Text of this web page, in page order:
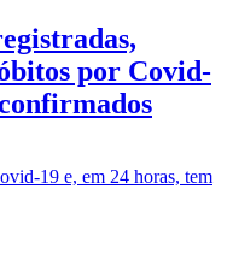
por Covid-